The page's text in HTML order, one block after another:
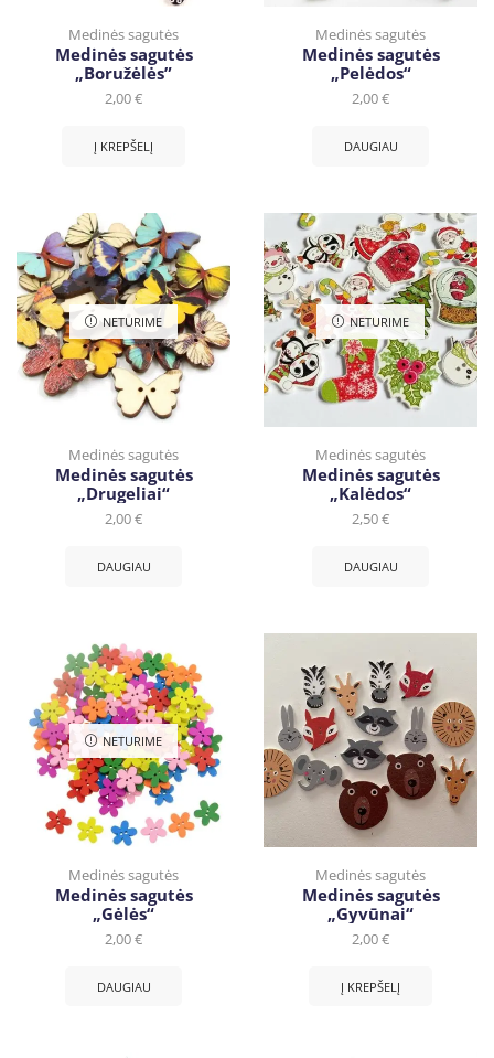
Medinės sagutės
Medinės sagutės
„Boružėlės”
2,00€
Į KREPŠELĮ
Medinės sagutės
Medinės sagutės
„Pelėdos“
2,00€
DAUGIAU
NETURIME
Medinės sagutės
Medinės sagutės
„Drugeliai“
2,00€
DAUGIAU
NETURIME
Medinės sagutės
Medinės sagutės
„Kalėdos“
2,50€
DAUGIAU
NETURIME
Medinės sagutės
Medinės sagutės
„Gėlės“
2,00€
DAUGIAU
Medinės sagutės
Medinės sagutės
„Gyvūnai“
2,00€
Į KREPŠELĮ